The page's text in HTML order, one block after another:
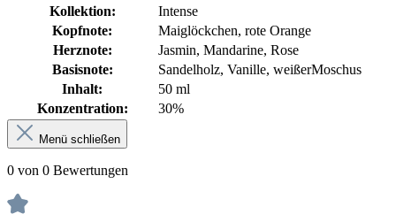
Kollektion:
Intense
Kopfnote:
Maiglöckchen, rote Orange
Herznote:
Jasmin, Mandarine, Rose
Basisnote:
Sandelholz, Vanille, weißerMoschus
Inhalt:
50 ml
Konzentration:
30%
Menü schließen
0 von 0 Bewertungen